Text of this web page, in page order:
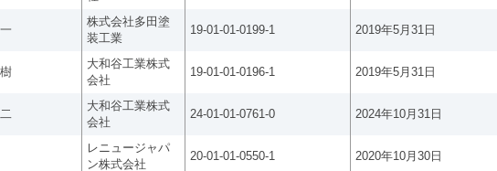
株式会社多田塗
装工業
19-01-01-0199-1 2019年5月31日
大和谷工業株式
会社
19-01-01-0196-1 2019年5月31日
大和谷工業株式
会社
24-01-01-0761-0 2024年10月31日
レニュージャパ
ン株式会社
20-01-01-0550-1 2020年10月30日